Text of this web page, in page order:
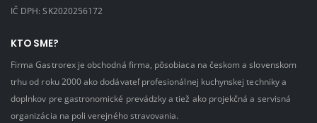
IČ DPH: SK2020256172
KTO SME?
Firma Gastrorex je obchodná firma, pôsobiaca na českom a slovenskom
trhu od roku 2000 ako dodávateľ profesionálnej kuchynskej techniky a
doplnkov pre gastronomické prevádzky a tiež ako projekčná a servisná
organizácia na poli verejného stravovania.